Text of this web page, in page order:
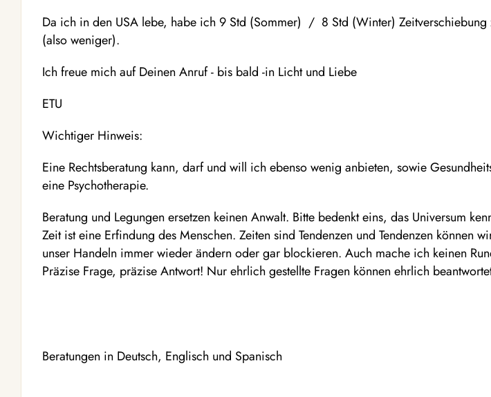
Da ich in den USA lebe, habe ich 9 Std (Sommer) / 8 Std (Winter) Zeitverschiebung
(also weniger).
Ich freue mich auf Deinen Anruf - bis bald -in Licht und Liebe
ETU
Wichtiger Hinweis:
Eine Rechtsberatung kann, darf und will ich ebenso wenig anbieten, sowie
eine Psychotherapie.
Beratung und Legungen ersetzen keinen Anwalt. Bitte bedenkt eins, das Universum
Zeit ist eine Erfindung des Menschen. Zeiten sind Tendenzen und Tendenzen können
unser Handeln immer wieder ändern oder gar blockieren. Auch mache ich keinen
Präzise Frage, präzise Antwort! Nur ehrlich gestellte Fragen können ehrlich
Beratungen in Deutsch, Englisch und Spanisch